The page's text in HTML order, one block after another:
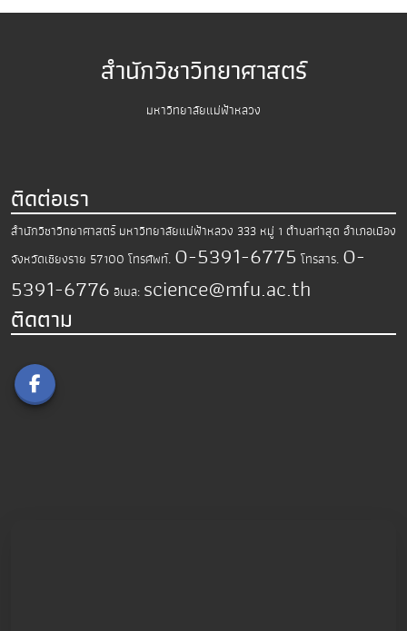
สำนักวิชาวิทยาศาสตร์
มหาวิทยาลัยแม่ฟ้าหลวง
ติดต่อเรา
สำนักวิชาวิทยาศาสตร์ มหาวิทยาลัยแม่ฟ้าหลวง 333 หมู่ 1 ตำบลท่าสุด อำเภอเมือง
จังหวัดเชียงราย 57100 โทรศัพท์. 0-5391-6775 โทรสาร. 0-
5391-6776 อีเมล: science@mfu.ac.th
ติดตาม